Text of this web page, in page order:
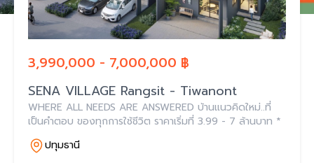
3,990,000 - 7,000,000 ฿
SENA VILLAGE Rangsit - Tiwanont
WHERE ALL NEEDS ARE ANSWERED บ้านแนวคิดใหม่..ที่
เป็นคำตอบ ของทุกการใช้ชีวิต ราคาเริ่มที่ 3.99 - 7 ล้านบาท *
ปทุมธานี